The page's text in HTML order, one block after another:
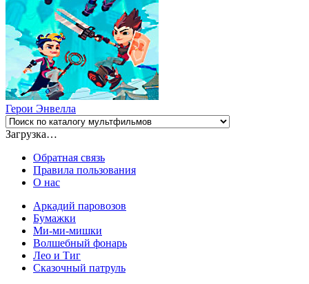
Герои Энвелла
Загрузка…
Обратная связь
Правила пользования
О нас
Аркадий паровозов
Бумажки
Ми-ми-мишки
Волшебный фонарь
Лео и Тиг
Сказочный патруль